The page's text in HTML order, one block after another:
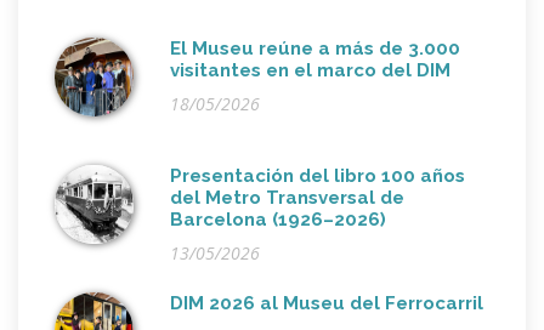
El Museu reúne a más de 3.000
visitantes en el marco del DIM
18/05/2026
Presentación del libro 100 años
del Metro Transversal de
Barcelona (1926–2026)
13/05/2026
DIM 2026 al Museu del Ferrocarril